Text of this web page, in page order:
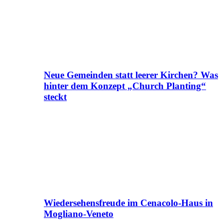
Neue Gemeinden statt leerer Kirchen? Was
hinter dem Konzept „Church Planting“
steckt
Wiedersehensfreude im Cenacolo-Haus in
Mogliano-Veneto